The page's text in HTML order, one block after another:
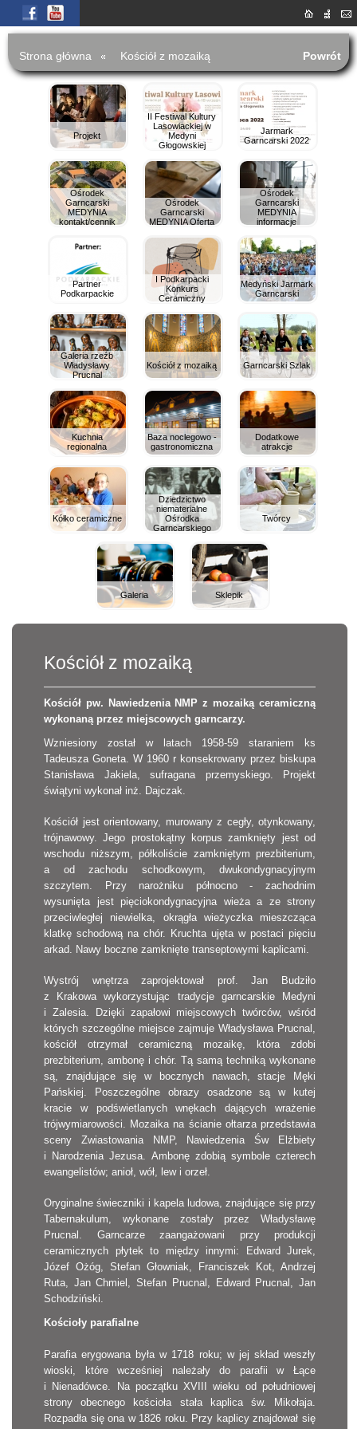
Strona główna Kościół z mozaiką Powrót
Projekt
II Festiwal Kultury
Lasowiackiej w
Medyni
Głogowskiej
Jarmark
Garncarski 2022
Ośrodek
Garncarski
MEDYNIA
kontakt/cennik
Ośrodek
Garncarski
MEDYNIA Oferta
Ośrodek
Garncarski
MEDYNIA
informacje
Partner
Podkarpackie
I Podkarpacki
Konkurs
Ceramiczny
Medyński Jarmark
Garncarski
Galeria rzeźb
Władysławy
Prucnal
Kościół z mozaiką Garncarski Szlak
Kuchnia
regionalna
Baza noclegowo -
gastronomiczna
Dodatkowe
atrakcje
Kółko ceramiczne
Dziedzictwo
niematerialne
Ośrodka
Garncarskiego
Twórcy
Galeria Sklepik
Kościół z mozaiką
Kościół pw. Nawiedzenia NMP z mozaiką ceramiczną
wykonaną przez miejscowych garncarzy.
Wzniesiony został w latach 1958-59 staraniem ks
Tadeusza Goneta. W 1960 r konsekrowany przez biskupa
Stanisława Jakiela, sufragana przemyskiego. Projekt
świątyni wykonał inż. Dajczak.
Kościół jest orientowany, murowany z cegły, otynkowany,
trójnawowy. Jego prostokątny korpus zamknięty jest od
wschodu niższym, półkoliście zamkniętym prezbiterium,
a od zachodu schodkowym, dwukondygnacyjnym
szczytem. Przy narożniku północno - zachodnim
wysunięta jest pięciokondygnacyjna wieża a ze strony
przeciwległej niewielka, okrągła wieżyczka mieszcząca
klatkę schodową na chór. Kruchta ujęta w postaci pięciu
arkad. Nawy boczne zamknięte transeptowymi kaplicami.
Wystrój wnętrza zaprojektował prof. Jan Budziło
z Krakowa wykorzystując tradycje garncarskie Medyni
i Zalesia. Dzięki zapałowi miejscowych twórców, wśród
których szczególne miejsce zajmuje Władysława Prucnal,
kościół otrzymał ceramiczną mozaikę, która zdobi
prezbiterium, ambonę i chór. Tą samą techniką wykonane
są, znajdujące się w bocznych nawach, stacje Męki
Pańskiej. Poszczególne obrazy osadzone są w kutej
kracie w podświetlanych wnękach dających wrażenie
trójwymiarowości. Mozaika na ścianie ołtarza przedstawia
sceny Zwiastowania NMP, Nawiedzenia Św Elżbiety
i Narodzenia Jezusa. Ambonę zdobią symbole czterech
ewangelistów; anioł, wół, lew i orzeł.
Oryginalne świeczniki i kapela ludowa, znajdujące się przy
Tabernakulum, wykonane zostały przez Władysławę
Prucnal. Garncarze zaangażowani przy produkcji
ceramicznych płytek to między innymi: Edward Jurek,
Józef Ożóg, Stefan Głowniak, Franciszek Kot, Andrzej
Ruta, Jan Chmiel, Stefan Prucnal, Edward Prucnal, Jan
Schodziński.
Kościoły parafialne
Parafia erygowana była w 1718 roku; w jej skład weszły
wioski, które wcześniej należały do parafii w Łące
i Nienadówce. Na początku XVIII wieku od południowej
strony obecnego kościoła stała kaplica św. Mikołaja.
Rozpadła się ona w 1826 roku. Przy kaplicy znajdował się